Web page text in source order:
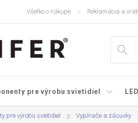
Všetko o nákupe Reklamácia a
pre výrobu svietidiel
pre výrobu svietidiel Vypínače a zásuvky